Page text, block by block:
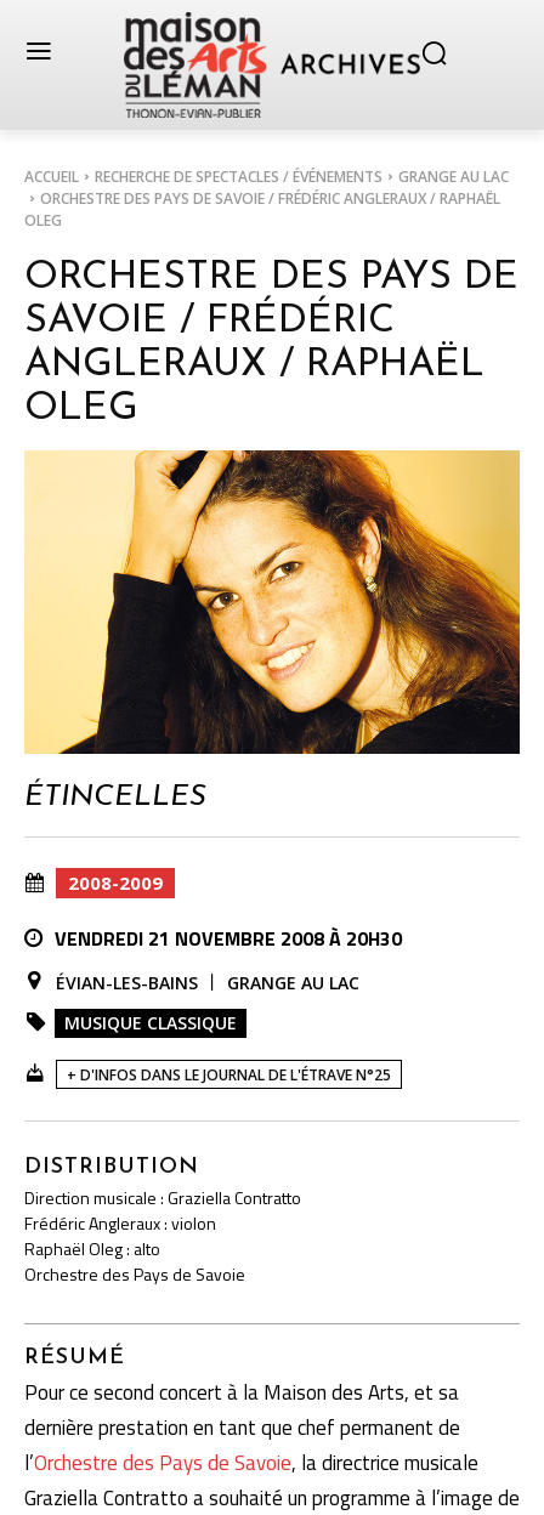
ACCUEIL RECHERCHE DE SPECTACLES / ÉVÉNEMENTS
GRANGE AU LAC
ORCHESTRE DES PAYS DE SAVOIE / FRÉDÉRIC ANGLERAUX / RAPHAËL
OLEG
ORCHESTRE DES PAYS DE
SAVOIE / FRÉDÉRIC
ANGLERAUX / RAPHAËL
OLEG
ÉTINCELLES
2008-2009
VENDREDI 21 NOVEMBRE 2008 À 20H30
ÉVIAN-LES-BAINS
GRANGE AU LAC
MUSIQUE CLASSIQUE
+ D'INFOS DANS LE JOURNAL DE L'ÉTRAVE N°25
DISTRIBUTION
Direction musicale : Graziella Contratto
Frédéric Angleraux : violon
Raphaël Oleg : alto
Orchestre des Pays de Savoie
RÉSUMÉ
Pour ce second concert à la Maison des Arts, et sa
dernière prestation en tant que chef permanent de
l’Orchestre des Pays de Savoie, la directrice musicale
Graziella Contratto a souhaité un programme à l’image de